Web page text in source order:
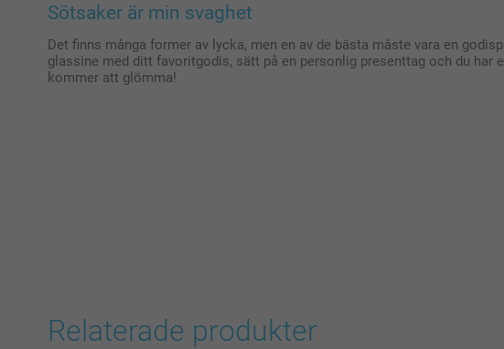
Sötsaker är min svaghet
Det finns många former av lycka, men en av de bästa måste vara en
glassine med ditt favoritgodis, sätt på en personlig presenttag och du har
kommer att glömma!
Relaterade produkter